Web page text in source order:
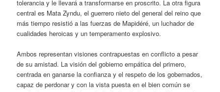
tolerancia y le llevará a transformarse en proscrito. La otra figura
central es Mata Zyndu, el guerrero nieto del general del reino que
más tiempo resistió a las fuerzas de Mapidéré, un luchador de
cualidades heroicas y un temperamento explosivo.
Ambos representan visiones contrapuestas en conflicto a pesar
de su amistad. La visión del gobierno empática del primero,
centrada en ganarse la confianza y el respeto de los gobernados,
capaz de perdonar y con la vista puesta en el bien común se